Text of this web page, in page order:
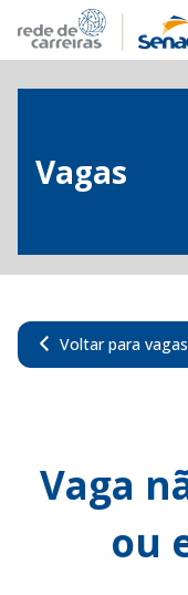
Vagas
Voltar para vagas
Vaga
ou